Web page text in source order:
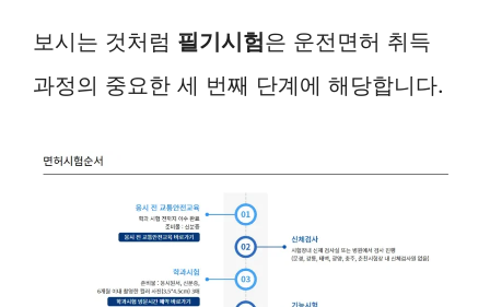
보시는 것처럼 필기시험은 운전면허 취득
과정의 중요한 세 번째 단계에 해당합니다.